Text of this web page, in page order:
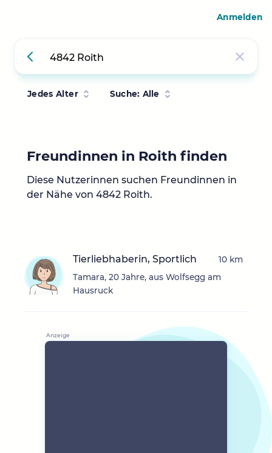
Jedes Alter Suche: Alle
Freundinnen in Roith finden
Diese Nutzerinnen suchen Freundinnen in
der Nähe von 4842 Roith.
Tierliebhaberin, Sportlich
Tamara, 20 Jahre, aus Wolfsegg am
Hausruck
10 km
Anmelden